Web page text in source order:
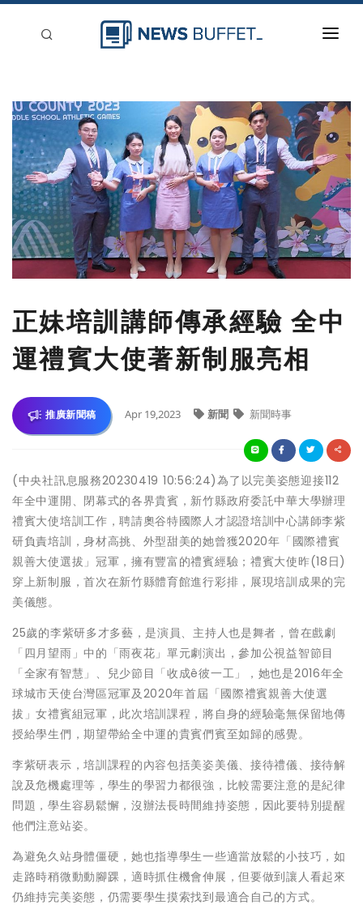
新聞稿分類
登入
刊登
正妹培訓講師傳承經驗 全中
運禮賓大使著新制服亮相
推廣新聞稿 Apr 19,2023 新聞 新聞時事
(中央社訊息服務20230419 10:56:24)為了以完美姿態迎接112
年全中運開、閉幕式的各界貴賓，新竹縣政府委託中華大學辦理
禮賓大使培訓工作，聘請奧谷特國際人才認證培訓中心講師李紫
研負責培訓，身材高挑、外型甜美的她曾獲2020年「國際禮賓
親善大使選拔」冠軍，擁有豐富的禮賓經驗；禮賓大使昨(18日)
穿上新制服，首次在新竹縣體育館進行彩排，展現培訓成果的完
美儀態。
25歲的李紫研多才多藝，是演員、主持人也是舞者，曾在戲劇
「四月望雨」中的「雨夜花」單元劇演出，參加公視益智節目
「全家有智慧」、兒少節目「收成ê彼一工」，她也是2016年全
球城市天使台灣區冠軍及2020年首屆「國際禮賓親善大使選
拔」女禮賓組冠軍，此次培訓課程，將自身的經驗毫無保留地傳
授給學生們，期望帶給全中運的貴賓們賓至如歸的感覺。
李紫研表示，培訓課程的內容包括美姿美儀、接待禮儀、接待解
說及危機處理等，學生的學習力都很強，比較需要注意的是紀律
問題，學生容易鬆懈，沒辦法長時間維持姿態，因此要特別提醒
他們注意站姿。
為避免久站身體僵硬，她也指導學生一些適當放鬆的小技巧，如
走路時稍微動動腳踝，適時抓住機會伸展，但要做到讓人看起來
仍維持完美姿態，仍需要學生摸索找到最適合自己的方式。